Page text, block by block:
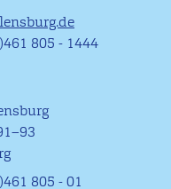
805 - 1444
805 - 01